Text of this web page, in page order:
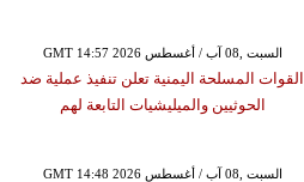
GMT 14:57 2026 السبت ,08 آب / أغسطس
القوات المسلحة اليمنية تعلن تنفيذ عملية ضد
الحوثيين والميليشيات التابعة لهم
GMT 14:48 2026 السبت ,08 آب / أغسطس